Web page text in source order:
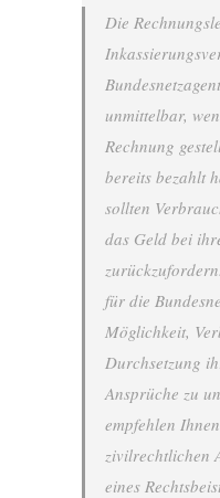
Die
unmittelbar,
Rechnung
bereits bezahlt
sollten
das Geld bei
für die
Möglichkeit,
Durchsetzung
Ansprüche zu
empfehlen
zivilrechtlichen
eines